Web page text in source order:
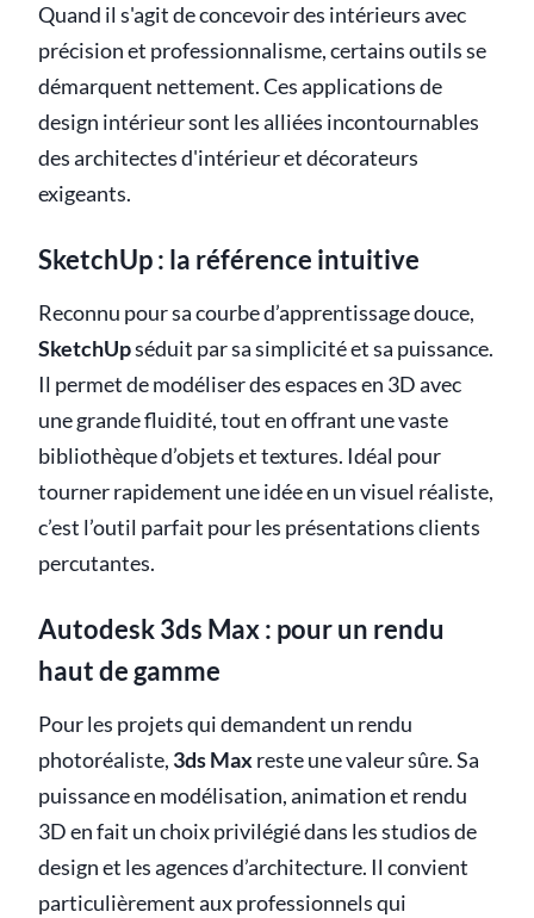
Quand il s'agit de concevoir des intérieurs avec
précision et professionnalisme, certains outils se
démarquent nettement. Ces applications de
design intérieur sont les alliées incontournables
des architectes d'intérieur et décorateurs
exigeants.
SketchUp : la référence intuitive
Reconnu pour sa courbe d’apprentissage douce,
SketchUpséduit par sa simplicité et sa puissance.
Il permet de modéliser des espaces en 3D avec
une grande fluidité, tout en offrant une vaste
bibliothèque d’objets et textures. Idéal pour
tourner rapidement une idée en un visuel réaliste,
c’est l’outil parfait pour les présentations clients
percutantes.
Autodesk 3ds Max : pour un rendu
haut de gamme
Pour les projets qui demandent un rendu
photoréaliste, 3ds Max reste une valeur sûre. Sa
puissance en modélisation, animation et rendu
3D en fait un choix privilégié dans les studios de
design et les agences d’architecture. Il convient
particulièrement aux professionnels qui